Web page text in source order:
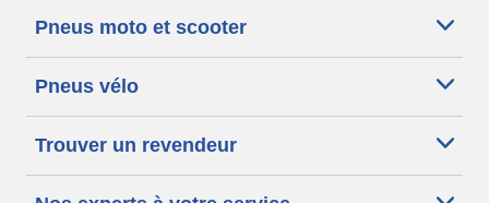
Pneus moto et scooter
Pneus vélo
Trouver un revendeur